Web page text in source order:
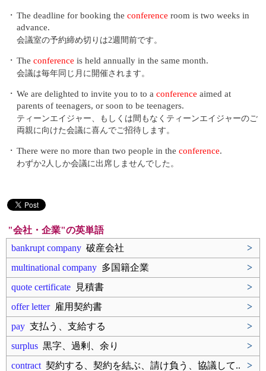
・ The deadline for booking the conference room is two weeks in
advance.
会議室の予約締め切りは2週間前です。
・ The conference is held annually in the same month.
会議は毎年同じ月に開催されます。
・ We are delighted to invite you to to a conference aimed at
parents of teenagers, or soon to be teenagers.
ティーンエイジャー、もしくは間もなくティーンエイジャーのご
両親に向けた会議に喜んでご招待します。
・ There were no more than two people in the conference.
わずか2人しか会議に出席しませんでした。
"会社・企業"の英単語
bankrupt company 破産会社
>
multinational company 多国籍企業
>
quote certificate 見積書
>
offer letter雇用契約書
>
pay 支払う、支給する
>
surplus 黒字、過剰、余り
>
contract 契約する、契約を結ぶ、請け負う、協議して..
>